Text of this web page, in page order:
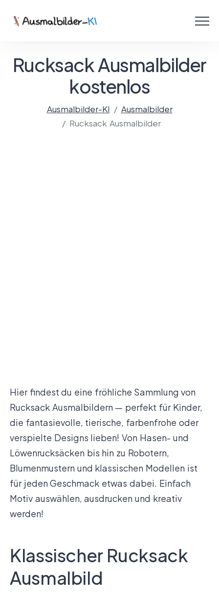
Rucksack Ausmalbilder
kostenlos
Ausmalbilder-KI
Ausmalbilder
Rucksack Ausmalbilder
Hier findest du eine fröhliche Sammlung von
Rucksack Ausmalbildern — perfekt für Kinder,
die fantasievolle, tierische, farbenfrohe oder
verspielte Designs lieben! Von Hasen- und
Löwenrucksäcken bis hin zu Robotern,
Blumenmustern und klassischen Modellen ist
für jeden Geschmack etwas dabei. Einfach
Motiv auswählen, ausdrucken und kreativ
werden!
Klassischer Rucksack
Ausmalbild